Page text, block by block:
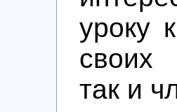
уроку
своих
так и